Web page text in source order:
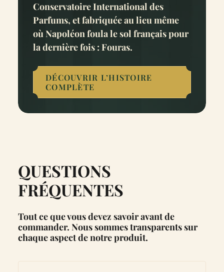
Conservatoire International des
Parfums, et fabriquée au lieu même
où Napoléon foula le sol français pour
la dernière fois : Fouras.
DÉCOUVRIR L’HISTOIRE
COMPLÈTE
QUESTIONS
FRÉQUENTES
Tout ce que vous devez savoir avant de
commander. Nous sommes transparents sur
chaque aspect de notre produit.